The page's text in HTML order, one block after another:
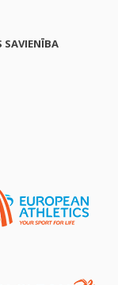
SAVIENĪBA